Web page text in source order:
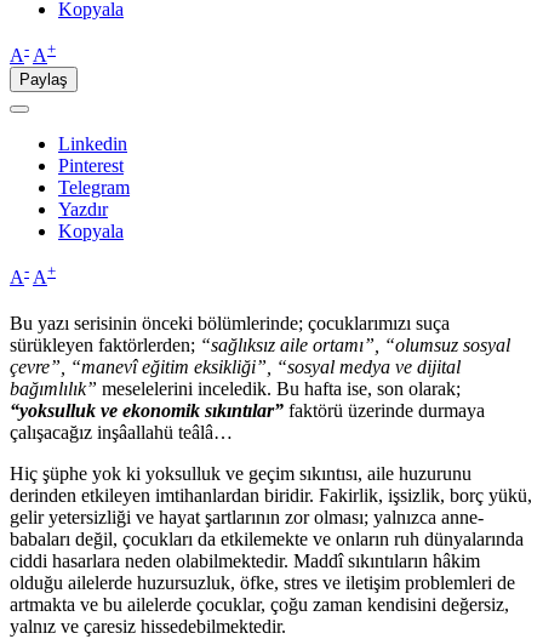
Kopyala
A- A+
Paylaş
Linkedin
Pinterest
Telegram
Yazdır
Kopyala
A- A+
Bu yazı serisinin önceki bölümlerinde; çocuklarımızı suça
sürükleyen faktörlerden; “sağlıksız aile ortamı”, “olumsuz sosyal
çevre”, “manevî eğitim eksikliği”, “sosyal medya ve dijital
bağımlılık” meselelerini inceledik. Bu hafta ise, son olarak;
“yoksulluk ve ekonomik sıkıntılar” faktörü üzerinde durmaya
çalışacağız inşâallahü teâlâ…
Hiç şüphe yok ki yoksulluk ve geçim sıkıntısı, aile huzurunu
derinden etkileyen imtihanlardan biridir. Fakirlik, işsizlik, borç yükü,
gelir yetersizliği ve hayat şartlarının zor olması; yalnızca anne-
babaları değil, çocukları da etkilemekte ve onların ruh dünyalarında
ciddi hasarlara neden olabilmektedir. Maddî sıkıntıların hâkim
olduğu ailelerde huzursuzluk, öfke, stres ve iletişim problemleri de
artmakta ve bu ailelerde çocuklar, çoğu zaman kendisini değersiz,
yalnız ve çaresiz hissedebilmektedir.